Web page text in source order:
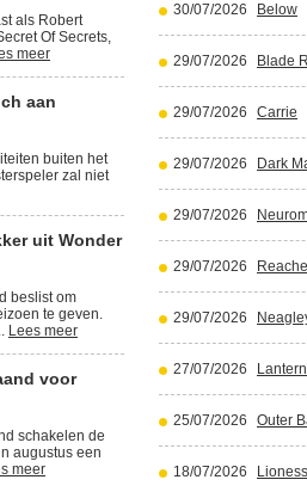
als Robert
Of Secrets,
meer
aan
buiten het
zal niet
uit Wonder
beslist om
te geven.
Lees meer
voor
schakelen de
augustus een
meer
30/07/2026 Below
29/07/2026 Blade
29/07/2026 Carrie
29/07/2026 Dark
29/07/2026
29/07/2026
29/07/2026
27/07/2026
25/07/2026 Outer
18/07/2026